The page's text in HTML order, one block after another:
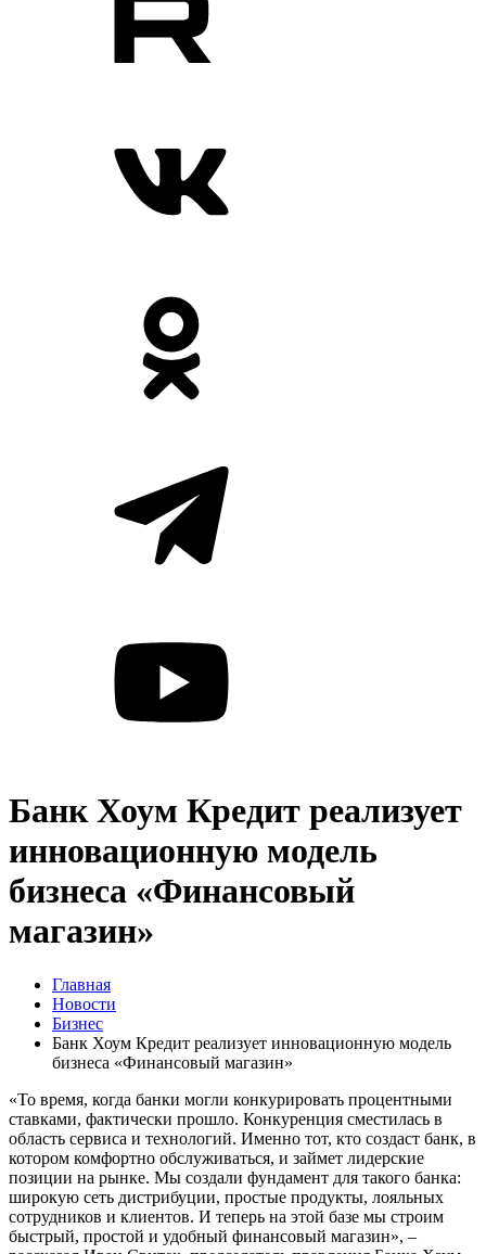
Банк Хоум Кредит реализует
инновационную модель
бизнеса «Финансовый
магазин»
Главная
Новости
Бизнес
Банк Хоум Кредит реализует инновационную модель
бизнеса «Финансовый магазин»
«То время, когда банки могли конкурировать процентными
ставками, фактически прошло. Конкуренция сместилась в
область сервиса и технологий. Именно тот, кто создаст банк, в
котором комфортно обслуживаться, и займет лидерские
позиции на рынке. Мы создали фундамент для такого банка:
широкую сеть дистрибуции, простые продукты, лояльных
сотрудников и клиентов. И теперь на этой базе мы строим
быстрый, простой и удобный финансовый магазин», –